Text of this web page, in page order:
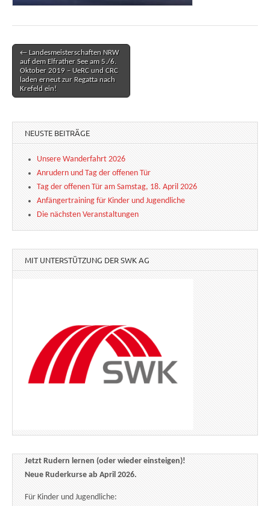
Post navigation
← Landesmeisterschaften NRW
auf dem Elfrather See am 5./6.
Oktober 2019 – UeRC und CRC
laden erneut zur Regatta nach
Krefeld ein!
NEUSTE BEITRÄGE
Unsere Wanderfahrt 2026
Anrudern und Tag der offenen Tür
Tag der offenen Tür am Samstag, 18. April 2026
Anfängertraining für Kinder und Jugendliche
Die nächsten Veranstaltungen
MIT UNTERSTÜTZUNG DER SWK AG
Jetzt Rudern lernen (oder wieder einsteigen)!
Neue Ruderkurse ab April 2026.
Für Kinder und Jugendliche: